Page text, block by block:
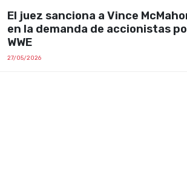
El juez sanciona a Vince
en la demanda de accionistas
WWE
27/05/2026